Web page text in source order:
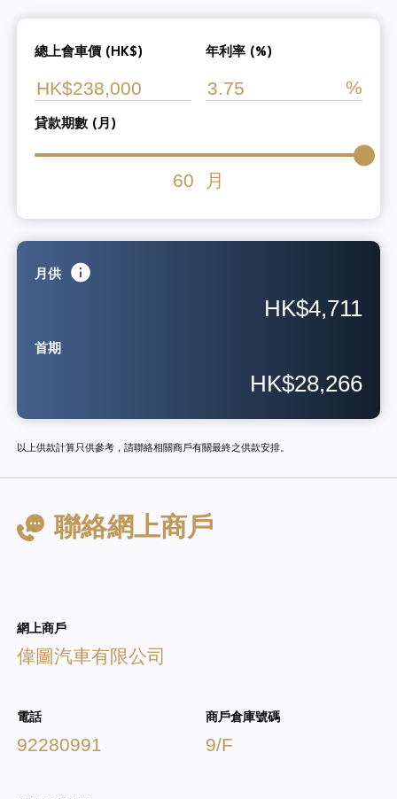
總上會車價 (HK$) 年利率 (%)
貸款期數 (月)
60 月
月供
HK$4,711
首期
HK$28,266
以上供款計算只供參考，請聯絡相關商戶有關最終之供款安排。
聯絡網上商戶
網上商戶
偉圖汽車有限公司
電話
92280991
商戶倉庫號碼
9/F